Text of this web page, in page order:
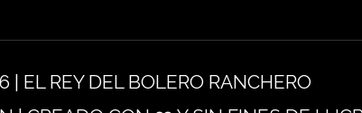
| EL REY DEL BOLERO RANCHERO